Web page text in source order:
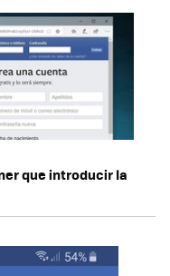
que introducir la